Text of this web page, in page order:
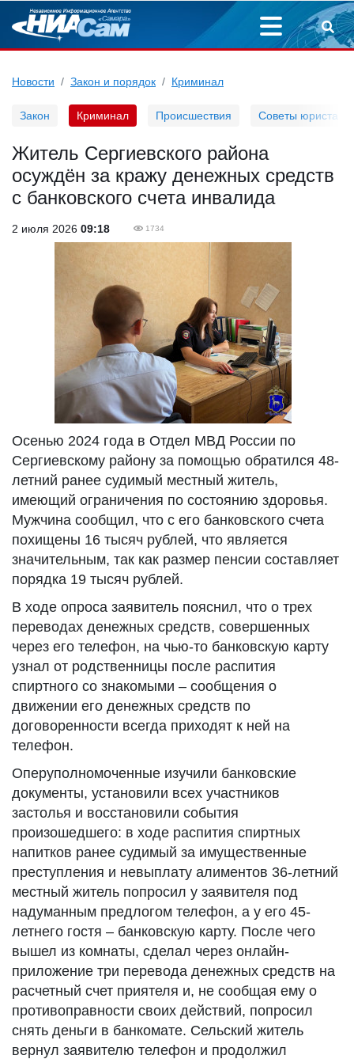
Новости Закон и порядок Криминал
Закон Криминал Происшествия Советы юриста
Житель Сергиевского района
осуждён за кражу денежных средств
с банковского счета инвалида
2 июля 2026 09:18 1734
Осенью 2024 года в Отдел МВД России по
Сергиевскому району за помощью обратился 48-
летний ранее судимый местный житель,
имеющий ограничения по состоянию здоровья.
Мужчина сообщил, что с его банковского счета
похищены 16 тысяч рублей, что является
значительным, так как размер пенсии составляет
порядка 19 тысяч рублей.
В ходе опроса заявитель пояснил, что о трех
переводах денежных средств, совершенных
через его телефон, на чью-то банковскую карту
узнал от родственницы после распития
спиртного со знакомыми – сообщения о
движении его денежных средств по
договоренности всегда приходят к ней на
телефон.
Оперуполномоченные изучили банковские
документы, установили всех участников
застолья и восстановили события
произошедшего: в ходе распития спиртных
напитков ранее судимый за имущественные
преступления и невыплату алиментов 36-летний
местный житель попросил у заявителя под
надуманным предлогом телефон, а у его 45-
летнего гостя – банковскую карту. После чего
вышел из комнаты, сделал через онлайн-
приложение три перевода денежных средств на
расчетный счет приятеля и, не сообщая ему о
противоправности своих действий, попросил
снять деньги в банкомате. Сельский житель
вернул заявителю телефон и продолжил